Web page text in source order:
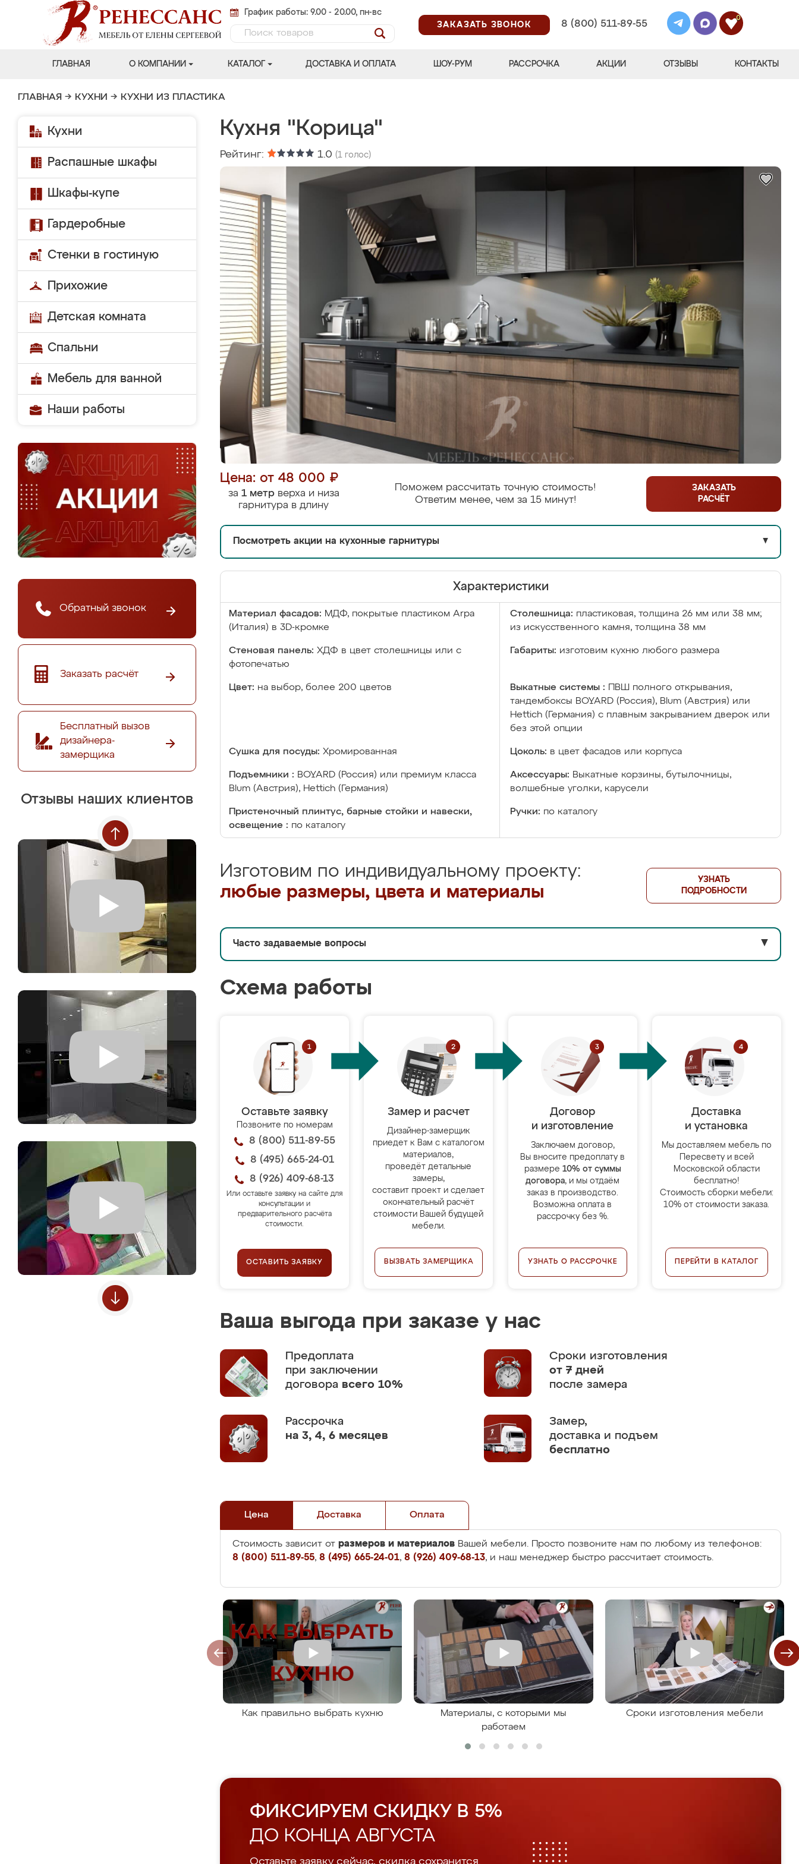
График работы: 9.00 - 20.00, пн-вс
ЗАКАЗАТЬ ЗВОНОК
8 (800) 511-89-55
0
ГЛАВНАЯ О КОМПАНИИ КАТАЛОГ ДОСТАВКА И ОПЛАТА ШОУ-РУМ РАССРОЧКА АКЦИИ ОТЗЫВЫ КОНТАКТЫ
ГЛАВНАЯ → КУХНИ → КУХНИ ИЗ ПЛАСТИКА
Кухни
Распашные шкафы
Шкафы-купе
Гардеробные
Стенки в гостиную
Прихожие
Детская комната
Спальни
Мебель для ванной
Наши работы
Обратный звонок
Заказать расчёт
Бесплатный вызов
дизайнера-
замерщика
Отзывы наших клиентов
Кухня "Корица"
Рейтинг: 1.0 (1 голос)
Цена: от 48 000 ₽
за 1 метрверха и низа
гарнитура в длину
Поможем рассчитать точную стоимость!
Ответим менее, чем за 15 минут!
ЗАКАЗАТЬ
РАСЧЁТ
Посмотреть акции на кухонные гарнитуры ▼
Характеристики
Материал фасадов: МДФ, покрытые пластиком Arpa
(Италия) в 3D-кромке
Столешница: пластиковая, толщина 26 мм или 38 мм;
из искусственного камня, толщина 38 мм
Стеновая панель: ХДФ в цвет столешницы или с
фотопечатью
Габариты: изготовим кухню любого размера
Цвет: на выбор, более 200 цветов Выкатные системы :
ПВШ полного открывания,
тандембоксы BOYARD (Россия), Blum (Австрия) или
Hettich (Германия) с плавным закрыванием дверок или
без этой опции
Сушка для посуды: Хромированная Цоколь: в цвет фасадов или корпуса
Подъемники : BOYARD (Россия) или премиум класса
Blum (Австрия), Hettich (Германия)
Аксессуары: Выкатные корзины, бутылочницы,
волшебные уголки, карусели
Пристеночный плинтус, барные стойки и навески,
освещение : по каталогу
Ручки: по каталогу
Изготовим по индивидуальному проекту:
любые размеры, цвета и материалы
УЗНАТЬ
ПОДРОБНОСТИ
Часто задаваемые вопросы ▼
Схема работы
Оставьте заявку
Позвоните по номерам
8 (800) 511-89-55
8 (495) 665-24-01
8 (926) 409-68-13
Или оставьте заявку на сайте для
консультации и
предварительного расчёта
стоимости.
ОСТАВИТЬ ЗАЯВКУ
Замер и расчет
Дизайнер-замерщик
приедет к Вам с каталогом
материалов,
проведёт детальные
замеры,
составит проект и сделает
окончательный расчёт
стоимости Вашей будущей
мебели.
ВЫЗВАТЬ ЗАМЕРЩИКА
Договор
и изготовление
Заключаем договор,
Вы вносите предоплату в
размере 10% от суммы
договора, и мы отдаём
заказ в производство.
Возможна оплата в
рассрочку без %.
УЗНАТЬ О РАССРОЧКЕ
Доставка
и установка
Мы доставляем мебель по
Пересвету и всей
Московской области
бесплатно!
Стоимость сборки мебели:
10% от стоимости заказа.
ПЕРЕЙТИ В КАТАЛОГ
Ваша выгода при заказе у нас
Предоплата
при заключении
договора всего 10%
Сроки изготовления
от 7 дней
после замера
Рассрочка
на 3, 4, 6 месяцев
Замер,
доставка и подъем
бесплатно
Цена Доставка Оплата
Стоимость зависит от размеров и материалов Вашей мебели. Просто позвоните нам по любому из телефонов:
8 (800) 511-89-55, 8 (495) 665-24-01, 8 (926) 409-68-13, и наш менеджер быстро рассчитает стоимость.
Как правильно выбрать кухню
Материалы, с которыми мы
работаем
Сроки изготовления мебели
ФИКСИРУЕМ СКИДКУ В 5%
ДО КОНЦА АВГУСТА
Оставьте заявку сейчас, скидка сохранится.